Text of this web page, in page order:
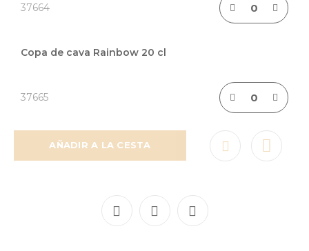
37664
Copa de cava Rainbow 20 cl
37665
AÑADIR A LA CESTA